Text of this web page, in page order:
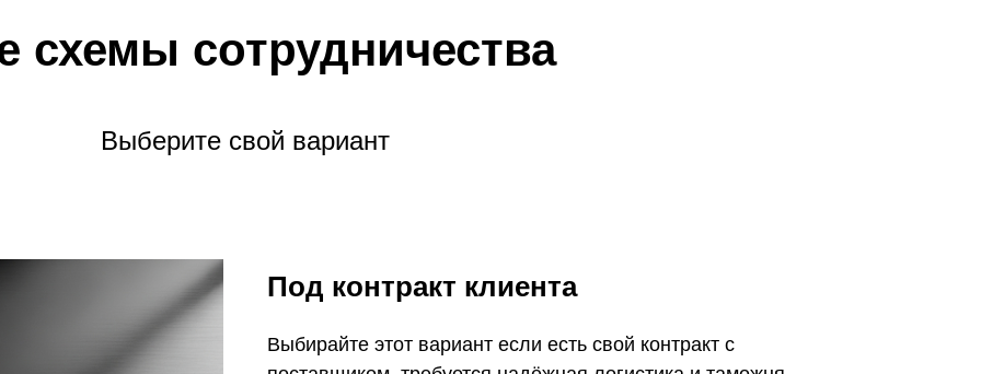
схемы сотрудничества
Выберите свой вариант
Под контракт клиента
Выбирайте этот вариант если есть свой контракт с